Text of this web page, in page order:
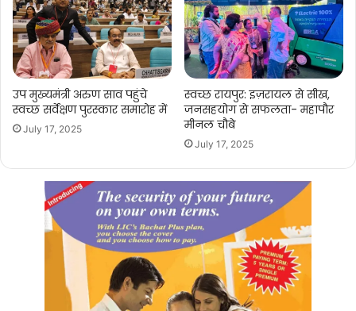
उप मुख्यमंत्री अरुण साव पहुंचे
स्वच्छ सर्वेक्षण पुरस्कार समारोह में
July 17, 2025
स्वच्छ रायपुर: इज़रायल से सीख,
जनसहयोग से सफलता- महापौर
मीनल चौबे
July 17, 2025